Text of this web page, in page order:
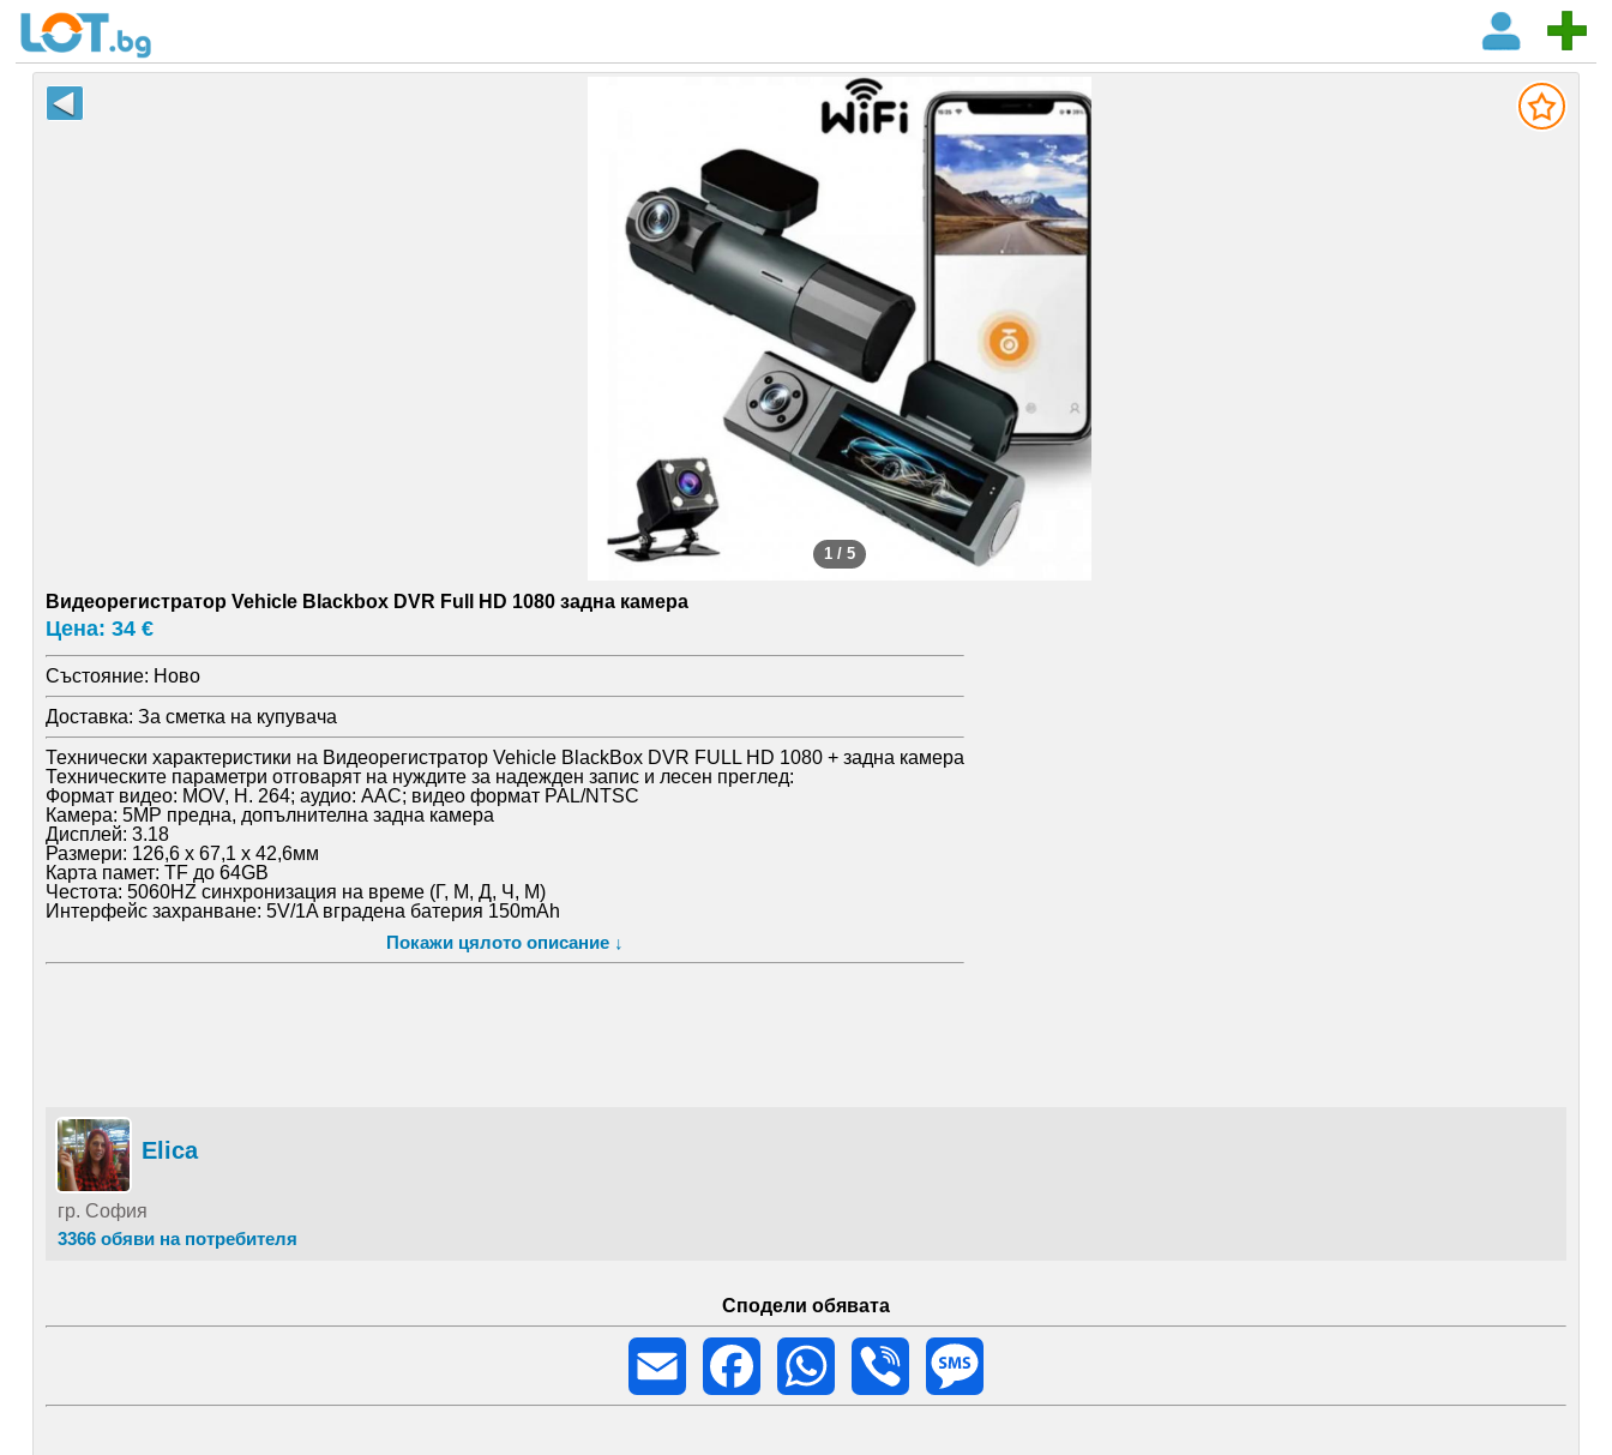
1 / 5
Видеорегистратор Vehicle Blackbox DVR Full HD 1080 задна камера
Цена: 34 €
Състояние: Ново
Доставка: За сметка на купувача
Технически характеристики на Видеорегистратор Vehicle BlackBox DVR FULL HD 1080 + задна камера
Техническите параметри отговарят на нуждите за надежден запис и лесен преглед:
Формат видео: MOV, H. 264; аудио: AAC; видео формат PAL/NTSC
Камера: 5MP предна, допълнителна задна камера
Дисплей: 3.18
Размери: 126,6 х 67,1 х 42,6мм
Карта памет: TF до 64GB
Честота: 5060HZ синхронизация на време (Г, М, Д, Ч, М)
Интерфейс захранване: 5V/1A вградена батерия 150mAh
Покажи цялото описание ↓
Elica
гр. София
3366 обяви на потребителя
Сподели обявата
Email
Facebook WhatsApp Viber